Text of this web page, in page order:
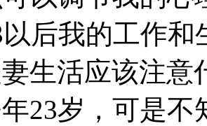
后我的工作
生活应该注意
23岁，可是